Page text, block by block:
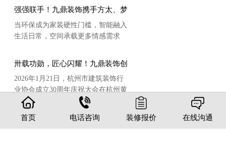
接受了一次深刻的精神洗礼。
杨正明率队深入绍兴分公司，开展实
地考察与工作指导，并对在建别墅工
地进行了重点巡检。
强强联手！九鼎装饰携手方太、梦
天，2026最新品+超值福利来袭，
为您的家装升级赋能，打造理想
当环保成为家装硬性门槛，智能融入
生活日常，空间承载更多情感需求
能满足”到“生活适配”的深度转型。值
此之际，九鼎装饰联合方太、梦天木
作，于2026年3月4日正式开启新一轮
战略合作！以2026最新品矩阵为核
心，叠加超值福利，为万千家庭打造
环保、智能、个性化的家装解决方
卅载功勋，匠心闪耀！九鼎装饰创
始人荣获杭州建筑装饰行业30年功
勋人物奖
2026年1月21日，杭州市建筑装饰行
业协会成立30周年庆祝大会在杭州黄
龙饭店隆重举行。大会以“匠心筑梦
三十载，智领未来新征程”为主题，
回顾过往，表彰先进，展望未来。
凝心聚力，匠心同行｜九鼎装饰总
全屋
首页 电话咨询 装修报价 在线沟通